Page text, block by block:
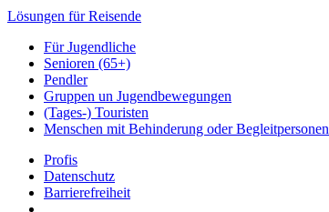
Lösungen für Reisende
Für Jugendliche
Senioren (65+)
Pendler
Gruppen un Jugendbewegungen
(Tages-) Touristen
Menschen mit Behinderung oder Begleitpersonen
Profis
Datenschutz
Barrierefreiheit